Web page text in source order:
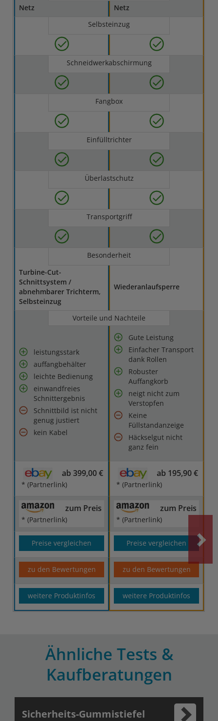
Netz
Netz
Selbsteinzug
Schneidwerkabschirmung
Fangbox
Einfülltrichter
Überlastschutz
Transportgriff
Besonderheit
Turbine-Cut-
Schnittsystem /
abnehmbarer Trichterm,
Selbsteinzug
Wiederanlaufsperre
Vorteile und Nachteile
leistungsstark
auffangbehälter
leichte Bedienung
einwandfreies
Schnittergebnis
Schnittbild ist nicht
genug justiert
kein Kabel
Gute Leistung
Einfacher Transport
dank Rollen
Robuster
Auffangkorb
neigt nicht zum
Verstopfen
Keine
Füllstandanzeige
Häckselgut nicht
ganz fein
ab 399,00 €
* (Partnerlink)
ab 195,90 €
* (Partnerlink)
zum Preis
* (Partnerlink)
zum Preis
* (Partnerlink)
Preise vergleichen Preise vergleichen
zu den Bewertungen zu den Bewertungen
weitere Produktinfos weitere Produktinfos
Ähnliche Tests &
Kaufberatungen
Sicherheits-Gummistiefel